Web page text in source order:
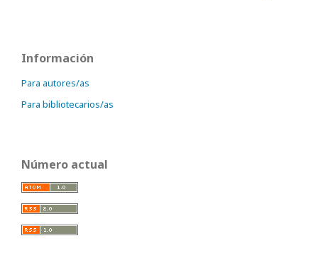
Información
Para autores/as
Para bibliotecarios/as
Número actual